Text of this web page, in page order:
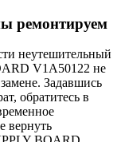
ремонтируем
неутешительный
V1A50122 не
Задавшись
обратитесь в
вернуть